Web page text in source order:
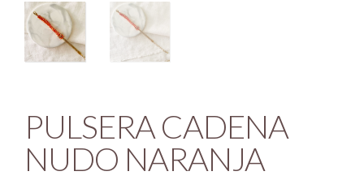
PULSERA CADENA
NUDO NARANJA